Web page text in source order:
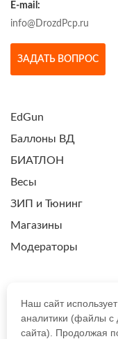
E-mail:
info@DrozdPcp.ru
ЗАДАТЬ ВОПРОС
EdGun
Баллоны ВД
БИАТЛОН
Весы
ЗИП и Тюнинг
Магазины
Модераторы
Наш сайт
аналитики (файлы
сайта). Продолжая